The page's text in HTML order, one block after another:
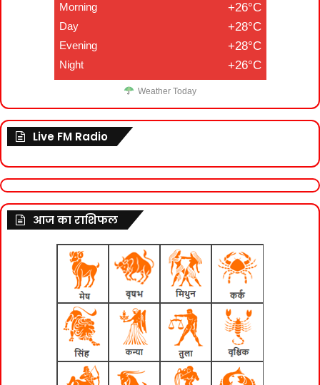
Morning +26°C
Day +28°C
Evening +28°C
Night +26°C
Weather Today
Live FM Radio
आज का राशिफल